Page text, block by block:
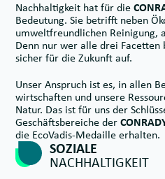
Nachhaltigkeit hat für die
Bedeutung. Sie betrifft neben
umweltfreundlichen Reinigung,
Denn nur wer alle drei
sicher für die Zukunft auf.
Unser Anspruch ist es, in allen
wirtschaften und unsere
Natur. Das ist für uns der
Geschäftsbereiche der
die EcoVadis-Medaille erhalten.
SOZIALE
NACHHALTIGKEIT